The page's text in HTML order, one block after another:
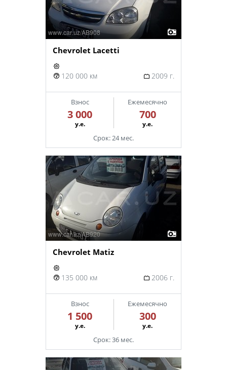
Chevrolet Lacetti
120 000 км 2009 г.
Взнос
3 000
у.е.
Ежемесячно
700
у.е.
Срок: 24 мес.
Chevrolet Matiz
135 000 км 2006 г.
Взнос
1 500
у.е.
Ежемесячно
300
у.е.
Срок: 36 мес.